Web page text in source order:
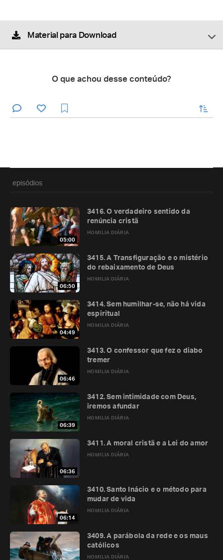
Material para Download
O que achou desse conteúdo?
enviar
episódios
05:00
HOMILIA DIÁRIA
3416. O verdadeiro sentido da
renúncia cristã
06:50
HOMILIA DIÁRIA
3415. A Transfiguração e o mistério
do rebaixamento de Deus
04:49
HOMILIA DIÁRIA
3414. Sem humilhar-se, não há vida
espiritual
06:46
HOMILIA DIÁRIA
3413. O confessor que fez o diabo
tremer
06:39
HOMILIA DIÁRIA
3412. Sem intimidade com Deus,
iremos afundar
06:36
HOMILIA DIÁRIA
3411. A moral cristã e a Lei do amor
06:14
HOMILIA DIÁRIA
3410. Santo Inácio e o método para
mudar de vida
HOMILIA DIÁRIA
3409. A parábola da rede e os maus
católicos